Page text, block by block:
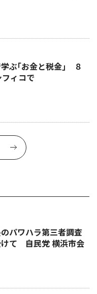
ぶ｢お金と税金｣ ８
ィコで
パワハラ第三者調査
けて 自民党 横浜市会